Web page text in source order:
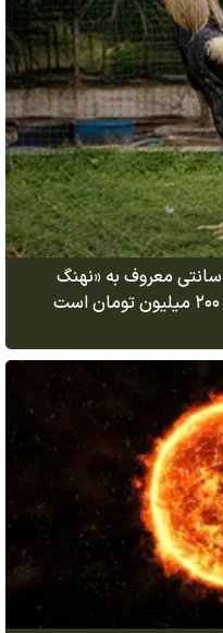
خروس جنگی هندی؛ خروس ۹۳ سانتی معروف به «نهنگ